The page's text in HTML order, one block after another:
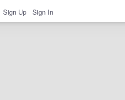
Sign Up Sign In